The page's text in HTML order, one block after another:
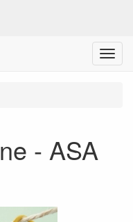
Menu
- ASA